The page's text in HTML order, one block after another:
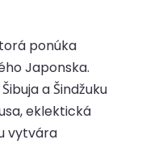
ponúka
Japonska.
a Šindžuku
eklektická
vytvára